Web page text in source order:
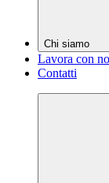
Chi siamo
Lavora con
Contatti